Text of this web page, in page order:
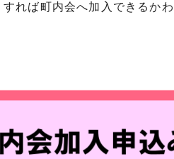
れば町内会へ加入できるか